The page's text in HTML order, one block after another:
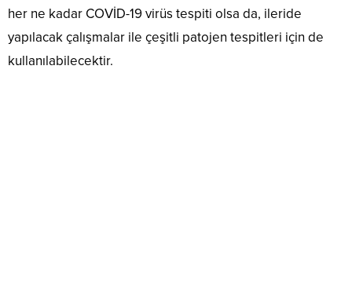
her ne kadar COVİD-19 virüs tespiti olsa da, ileride
yapılacak çalışmalar ile çeşitli patojen tespitleri için de
kullanılabilecektir.